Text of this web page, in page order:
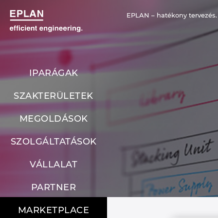
EPLAN – hatékony tervezés.
IPARÁGAK
SZAKTERÜLETEK
MEGOLDÁSOK
SZOLGÁLTATÁSOK
VÁLLALAT
PARTNER
MARKETPLACE